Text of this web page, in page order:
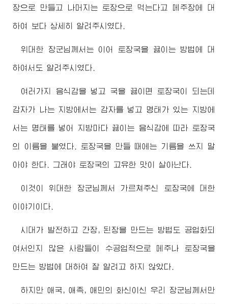
장으로 만들고 나머지는 토장으로 먹는다고 메주장에 대
하여 보다 상세히 알려주시였다.
위대한 장군님 께서는 이어 토장국을 끓이는 방법에 대
하여서도 알려주시였다.
여러가지 음식감을 넣고 국을 끓이면 토장국이 되는데
감자가 나는 지방에서는 감자를 넣고 명태가 있는 지방에
서는 명태를 넣어 지방마다 끓이는 음식감에 따라 토장국
의 이름을 붙였다. 토장국을 만들 때에는 기름을 쓰지 말
아야 한다. 그래야 토장국의 고유한 맛이 살아난다.
이것이위대한 장군님 께서 가르쳐주신 토장국에 대한
이야기이다.
시대가 발전하고 간장, 된장을 만드는 방법도 공업화되
여서인지 많은 사람들이 수공업적으로 메주나 토장국을
만드는 방법에 대하여 잘 알려고 하지 않았다.
하지만 애국, 애족, 애민의 화신이신 우리 장군님 께서만